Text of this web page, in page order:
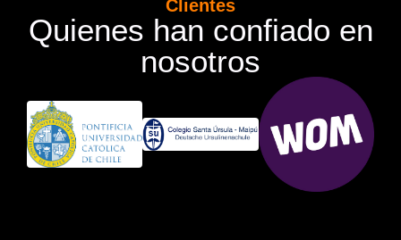
Clientes
Quienes han confiado en
nosotros